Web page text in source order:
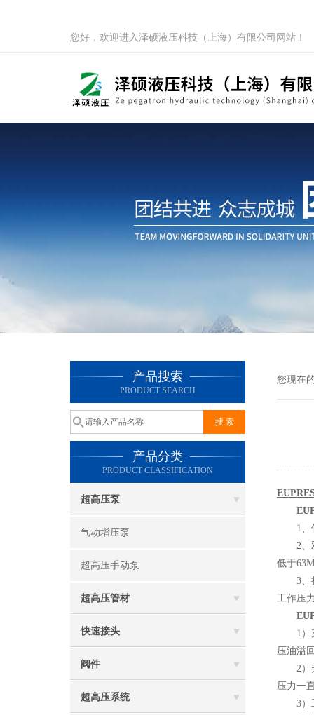
您好，欢迎进入泽硕液压科技（上海）有限公司网站！
产品搜索
PRODUCT SEARCH
产品分类
PRODUCT CLASSIFICATION
超高压泵
气动增压泵
超高压手动泵
超高压管材
快速接头
阀件
超高压系统
您现在
1、使
2、双
低于
3、扩
工作压
1）充
压油溢
2）升
压力一
3）工